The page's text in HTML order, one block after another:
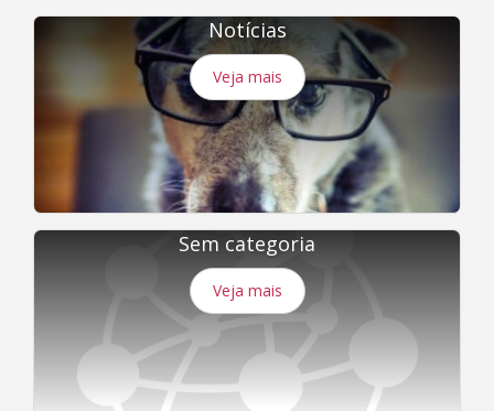
Notícias
Veja mais
Sem categoria
Veja mais